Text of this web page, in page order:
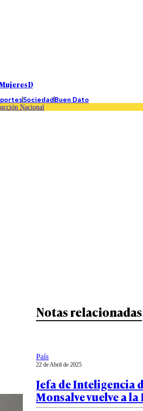
D
SociedadBuen Dato
Nacional
Notas relacionadas
País
22 de Abril de 2025
Jefa de Inteligencia
Monsalve vuelve a la